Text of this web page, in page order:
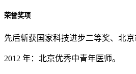
荣誉奖项
先后斩获国家科技进步二等奖、北
2012 年：北京优秀中青年医师。